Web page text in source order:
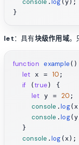
. (y);
let：具有块级作用域。
function example (
let x = 10 ;
if (true ) {
let y = 20 ;
console . log
console . log
  }
console . log (x);